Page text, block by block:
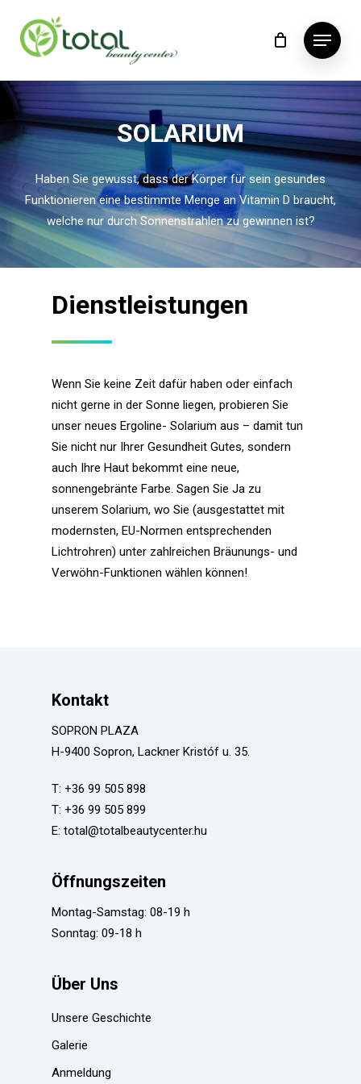
main
Menu
SOLARIUM
Haben Sie gewusst, dass der Körper für sein gesundes
Funktionieren eine bestimmte Menge an Vitamin D braucht,
welche nur durch Sonnenstrahlen zu gewinnen ist?
Dienstleistungen
Wenn Sie keine Zeit dafür haben oder einfach
nicht gerne in der Sonne liegen, probieren Sie
unser neues Ergoline- Solarium aus – damit tun
Sie nicht nur Ihrer Gesundheit Gutes, sondern
auch Ihre Haut bekommt eine neue,
sonnengebränte Farbe. Sagen Sie Ja zu
unserem Solarium, wo Sie (ausgestattet mit
modernsten, EU-Normen entsprechenden
Lichtrohren) unter zahlreichen Bräunungs- und
Verwöhn-Funktionen wählen können!
Kontakt
SOPRON PLAZA
H-9400 Sopron, Lackner Kristóf u. 35.
T: +36 99 505 898
T: +36 99 505 899
E: total@totalbeautycenter.hu
Öffnungszeiten
Montag-Samstag: 08-19 h
Sonntag: 09-18 h
Über Uns
Unsere Geschichte
Galerie
Anmeldung